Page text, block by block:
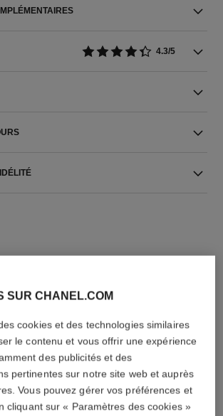
4.3/5
PARFAIT
SUR CHANEL.COM
cookies et des technologies similaires
le contenu et vous offrir une expérience
des publicités et des
pertinentes sur notre site web et auprès
Vous pouvez gérer vos préférences et
cliquant sur « Paramètres des cookies »